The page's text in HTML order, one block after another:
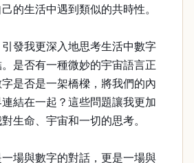
的生活中遇到類似的共時性。
發我更深入地思考生活中數字
是否有一種微妙的宇宙語言正
是否是一架橋樑，將我們的內
結在一起？這些問題讓我更加
生命、宇宙和一切的思考。
場與數字的對話，更是一場與